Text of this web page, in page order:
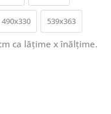
490x330 539x363
ca lățime x înălțime.